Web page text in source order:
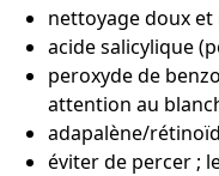
nettoyage doux
acide salicylique
peroxyde de
attention au
adapalène/
éviter de percer ;